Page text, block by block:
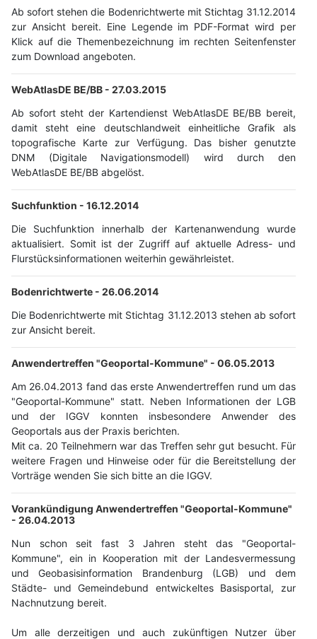
Ab sofort stehen die Bodenrichtwerte mit Stichtag 31.12.2014
zur Ansicht bereit. Eine Legende im PDF-Format wird per
Klick auf die Themenbezeichnung im rechten Seitenfenster
zum Download angeboten.
WebAtlasDE BE/BB - 27.03.2015
Ab sofort steht der Kartendienst WebAtlasDE BE/BB bereit,
damit steht eine deutschlandweit einheitliche Grafik als
topografische Karte zur Verfügung. Das bisher genutzte
DNM (Digitale Navigationsmodell) wird durch den
WebAtlasDE BE/BB abgelöst.
Suchfunktion - 16.12.2014
Die Suchfunktion innerhalb der Kartenanwendung wurde
aktualisiert. Somit ist der Zugriff auf aktuelle Adress- und
Flurstücksinformationen weiterhin gewährleistet.
Bodenrichtwerte - 26.06.2014
Die Bodenrichtwerte mit Stichtag 31.12.2013 stehen ab sofort
zur Ansicht bereit.
Anwendertreffen "Geoportal-Kommune" - 06.05.2013
Am 26.04.2013 fand das erste Anwendertreffen rund um das
"Geoportal-Kommune" statt. Neben Informationen der LGB
und der IGGV konnten insbesondere Anwender des
Geoportals aus der Praxis berichten.
Mit ca. 20 Teilnehmern war das Treffen sehr gut besucht. Für
weitere Fragen und Hinweise oder für die Bereitstellung der
Vorträge wenden Sie sich bitte an die IGGV.
Vorankündigung Anwendertreffen "Geoportal-Kommune"
- 26.04.2013
Nun schon seit fast 3 Jahren steht das "Geoportal-
Kommune", ein in Kooperation mit der Landesvermessung
und Geobasisinformation Brandenburg (LGB) und dem
Städte- und Gemeindebund entwickeltes Basisportal, zur
Nachnutzung bereit.
Um alle derzeitigen und auch zukünftigen Nutzer über